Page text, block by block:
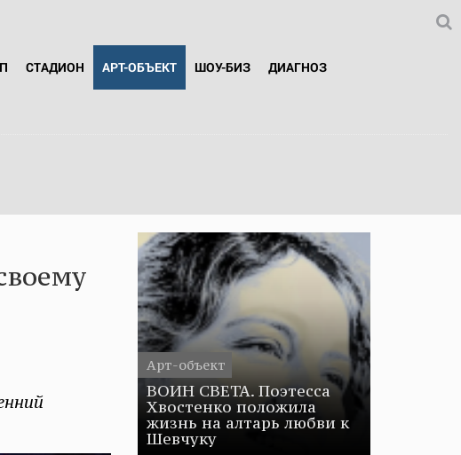
СТАДИОН АРТ-ОБЪЕКТ ШОУ-БИЗ ДИАГНОЗ
Арт-объект
ВОИН СВЕТА. Поэтесса
Хвостенко положила
жизнь на алтарь любви к
Шевчуку